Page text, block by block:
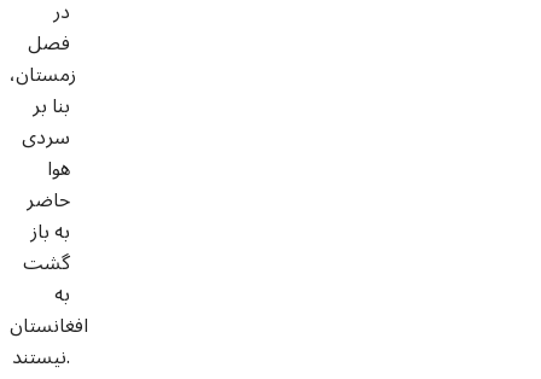
در
فصل
زمستان،
بنا بر
سردی
هوا
حاضر
به باز
گشت
به
افغانستان
نیستند.